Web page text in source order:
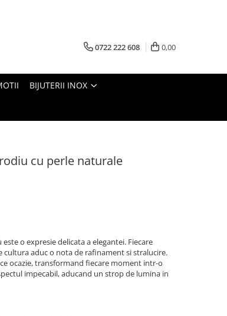
0722 222 608 0,00
BIJUTERII INOX
cu perle naturale
o expresie delicata a elegantei. Fiecare
aduc o nota de rafinament si stralucire.
ocazie, transformand fiecare moment intr-o
impecabil, aducand un strop de lumina in